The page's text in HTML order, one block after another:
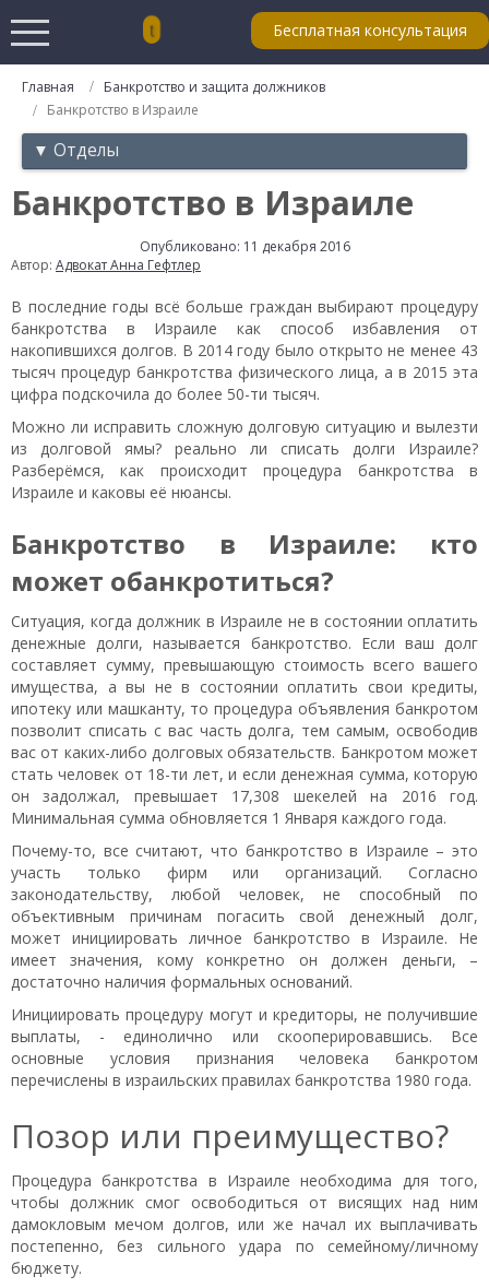
Бесплатная консультация
Главная
Банкротство и защита должников
Банкротство в Израиле
▼ Отделы
Банкротство в Израиле
Опубликовано: 11 декабря 2016
Автор: Адвокат Анна Гефтлер
В последние годы всё больше граждан выбирают процедуру
банкротства в Израиле как способ избавления от
накопившихся долгов. В 2014 году было открыто не менее 43
тысяч процедур банкротства физического лица, а в 2015 эта
цифра подскочила до более 50-ти тысяч.
Можно ли исправить сложную долговую ситуацию и вылезти
из долговой ямы? реально ли списать долги Израиле?
Разберёмся, как происходит процедура банкротства в
Израиле и каковы её нюансы.
Банкротство в Израиле: кто
может обанкротиться?
Ситуация, когда должник в Израиле не в состоянии оплатить
денежные долги, называется банкротство. Если ваш долг
составляет сумму, превышающую стоимость всего вашего
имущества, а вы не в состоянии оплатить свои кредиты,
ипотеку или машканту, то процедура объявления банкротом
позволит списать с вас часть долга, тем самым, освободив
вас от каких-либо долговых обязательств. Банкротом может
стать человек от 18-ти лет, и если денежная сумма, которую
он задолжал, превышает 17,308 шекелей на 2016 год.
Минимальная сумма обновляется 1 Января каждого года.
Почему-то, все считают, что банкротство в Израиле – это
участь только фирм или организаций. Согласно
законодательству, любой человек, не способный по
объективным причинам погасить свой денежный долг,
может инициировать личное банкротство в Израиле. Не
имеет значения, кому конкретно он должен деньги, –
достаточно наличия формальных оснований.
Инициировать процедуру могут и кредиторы, не получившие
выплаты, - единолично или скооперировавшись. Все
основные условия признания человека банкротом
перечислены в израильских правилах банкротства 1980 года.
Позор или преимущество?
Процедура банкротства в Израиле необходима для того,
чтобы должник смог освободиться от висящих над ним
дамокловым мечом долгов, или же начал их выплачивать
постепенно, без сильного удара по семейному/личному
бюджету.